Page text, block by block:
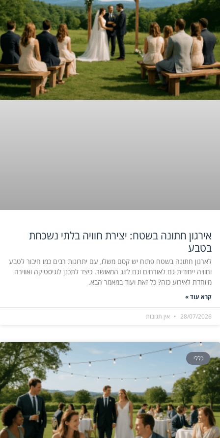
אירגון חתונה בשטח: יצירת חוויה בלתי נשכחת
בטבע
לארגון חתונה בשטח פתוח יש קסם משלו, עם יתרונות רבים כמו חיבור לטבע
וחוויה ייחודית גם לאורחים וגם לזוג המאושר. כיצד לתכנן לוגיסטיקה ואווירה
מיוחדת לאירוע כזה? כל זאת ועוד במאמר הבא.
קרא עוד »
28/07/2026 אין תגובות
כללי